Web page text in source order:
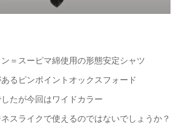
＝スーピマ綿使用の形態安定シャツ
るピンポイントオックスフォード
たが今回はワイドカラー
スライクで使えるのではないでしょうか？